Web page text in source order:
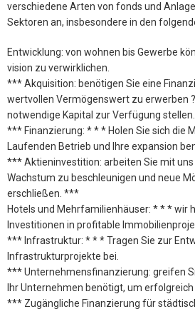
verschiedene Arten von fonds und
Sektoren an, insbesondere in den
Entwicklung: von wohnen bis Gewerbe
vision zu verwirklichen.
*** Akquisition: benötigen Sie eine
wertvollen Vermögenswert zu erwerben
notwendige Kapital zur Verfügung stellen.
*** Finanzierung: * * * Holen Sie sich die
Laufenden Betrieb und Ihre expansion
*** Aktieninvestition: arbeiten Sie mit
Wachstum zu beschleunigen und neue
erschließen. ***
Hotels und Mehrfamilienhäuser: * * * wir
Investitionen in profitable
*** Infrastruktur: * * * Tragen Sie zur
Infrastrukturprojekte bei.
*** Unternehmensfinanzierung: greifen
Ihr Unternehmen benötigt, um
*** Zugängliche Finanzierung für